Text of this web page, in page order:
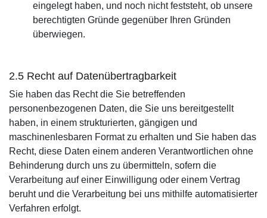
eingelegt haben, und noch nicht feststeht, ob unsere
berechtigten Gründe gegenüber Ihren Gründen
überwiegen.
2.5 Recht auf Datenübertragbarkeit
Sie haben das Recht die Sie betreffenden
personenbezogenen Daten, die Sie uns bereitgestellt
haben, in einem strukturierten, gängigen und
maschinenlesbaren Format zu erhalten und Sie haben das
Recht, diese Daten einem anderen Verantwortlichen ohne
Behinderung durch uns zu übermitteln, sofern die
Verarbeitung auf einer Einwilligung oder einem Vertrag
beruht und die Verarbeitung bei uns mithilfe automatisierter
Verfahren erfolgt.